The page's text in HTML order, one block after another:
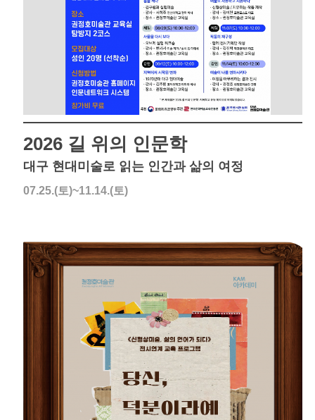
2026 길 위의 인문학
대구 현대미술로 읽는 인간과 삶의 여정
07.25.(토)~11.14.(토)